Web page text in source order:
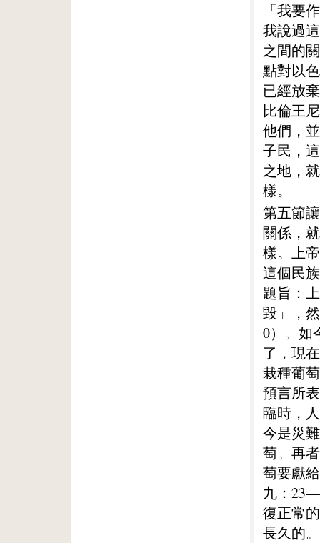
「我要
我說過
之間的
點對以
已經放
比倫王
他們，
子民，
之地，
樣。
第五節
關係，
樣。上
這個民
題旨：
毀」，
0）。如
了，現
栽種葡
預言所
臨時，
今是災
萄。再
萄要獻
九：
復正常
長久的。